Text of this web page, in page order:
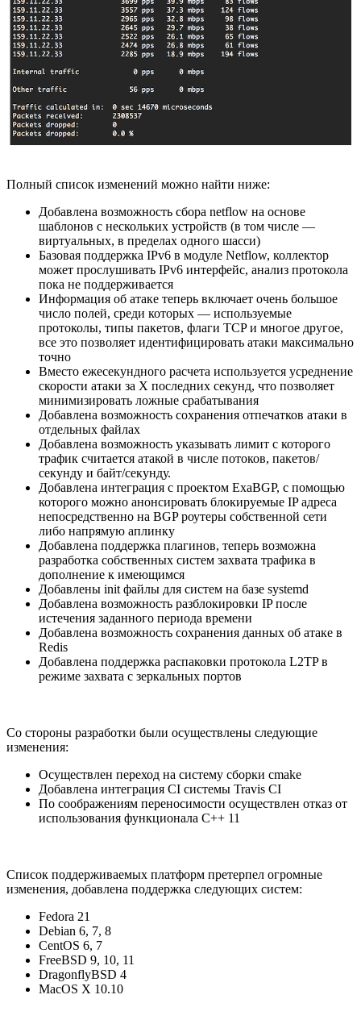
Полный список изменений можно найти ниже:
Добавлена возможность сбора netflow на основе
шаблонов с нескольких устройств (в том числе —
виртуальных, в пределах одного шасси)
Базовая поддержка IPv6 в модуле Netflow, коллектор
может прослушивать IPv6 интерфейс, анализ протокола
пока не поддерживается
Информация об атаке теперь включает очень большое
число полей, среди которых — используемые
протоколы, типы пакетов, флаги TCP и многое другое,
все это позволяет идентифицировать атаки максимально
точно
Вместо ежесекундного расчета используется усреднение
скорости атаки за Х последних секунд, что позволяет
минимизировать ложные срабатывания
Добавлена возможность сохранения отпечатков атаки в
отдельных файлах
Добавлена возможность указывать лимит с которого
трафик считается атакой в числе потоков, пакетов/
секунду и байт/секунду.
Добавлена интеграция с проектом ExaBGP, с помощью
которого можно анонсировать блокируемые IP адреса
непосредственно на BGP роутеры собственной сети
либо напрямую аплинку
Добавлена поддержка плагинов, теперь возможна
разработка собственных систем захвата трафика в
дополнение к имеющимся
Добавлены init файлы для систем на базе systemd
Добавлена возможность разблокировки IP после
истечения заданного периода времени
Добавлена возможность сохранения данных об атаке в
Redis
Добавлена поддержка распаковки протокола L2TP в
режиме захвата с зеркальных портов
Со стороны разработки были осуществлены следующие
изменения:
Осуществлен переход на систему сборки cmake
Добавлена интеграция CI системы Travis CI
По соображениям переносимости осуществлен отказ от
использования функционала С++ 11
Список поддерживаемых платформ претерпел огромные
изменения, добавлена поддержка следующих систем:
Fedora 21
Debian 6, 7, 8
CentOS 6, 7
FreeBSD 9, 10, 11
DragonflyBSD 4
MacOS X 10.10